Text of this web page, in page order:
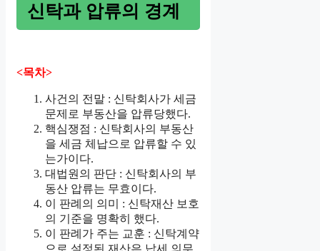
신탁과 압류의 경계
<목차>
사건의 전말 : 신탁회사가 세금
문제로 부동산을 압류당했다.
핵심쟁점 : 신탁회사의 부동산
을 세금 체납으로 압류할 수 있
는가이다.
대법원의 판단 : 신탁회사의 부
동산 압류는 무효이다.
이 판례의 의미 : 신탁재산 보호
의 기준을 명확히 했다.
이 판례가 주는 교훈 : 신탁계약